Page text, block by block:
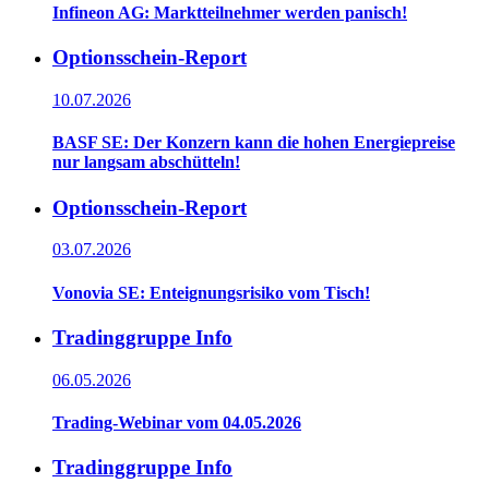
Infineon AG: Marktteilnehmer werden panisch!
Optionsschein-Report
10.07.2026
BASF SE: Der Konzern kann die hohen Energiepreise
nur langsam abschütteln!
Optionsschein-Report
03.07.2026
Vonovia SE: Enteignungsrisiko vom Tisch!
Tradinggruppe Info
06.05.2026
Trading-Webinar vom 04.05.2026
Tradinggruppe Info